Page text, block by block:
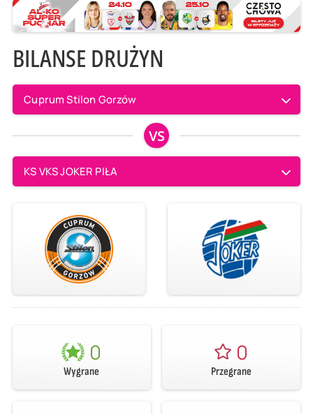
BILANSE DRUŻYN
Cuprum Stilon Gorzów
VS
KS VKS JOKER PIŁA
0
Wygrane
0
Przegrane